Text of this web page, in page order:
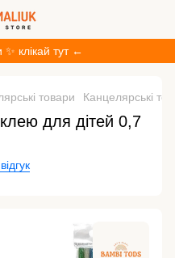
клікай тут ←
товари Канцелярські
для дітей 0,7